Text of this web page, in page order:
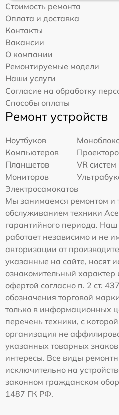
Стоимость ремонта
Оплата и доставка
Контакты
Вакансии
О компании
Ремонтируемые модели
Наши услуги
Согласие на обработку
Способы оплаты
Ремонт устройств
Ноутбуков
Компьютеров
Планшетов
VR систем
Мониторов
Электросамокатов
Мы занимаемся ремонтом и
обслуживанием техники
гарантийного периода.
работает независимо и не
авторизации от
указанные на сайте, носят
ознакомительный характер
офертой согласно п. 2 ст.
обозначения торговой
только в информационных
перечень техники, с
организация не
указанных товарных
интересы. Все виды
исключительно на
законном гражданском
1487 ГК РФ.